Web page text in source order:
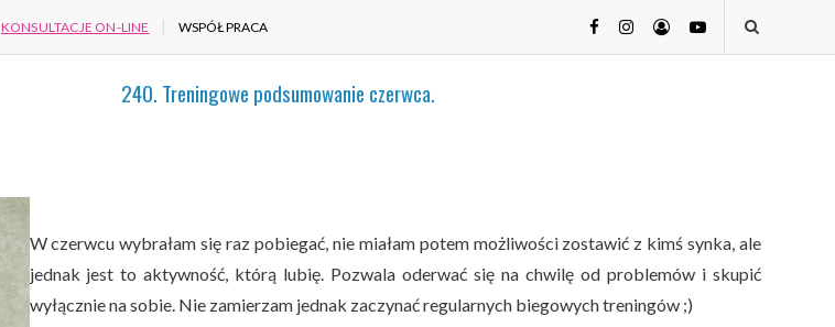
KONSULTACJE ON-LINE WSPÓŁPRACA
240. Treningowe podsumowanie czerwca.
W czerwcu wybrałam się raz pobiegać, nie miałam potem możliwości zostawić z kimś synka, ale
jednak jest to aktywność, którą lubię. Pozwala oderwać się na chwilę od problemów i skupić
wyłącznie na sobie. Nie zamierzam jednak zaczynać regularnych biegowych treningów ;)